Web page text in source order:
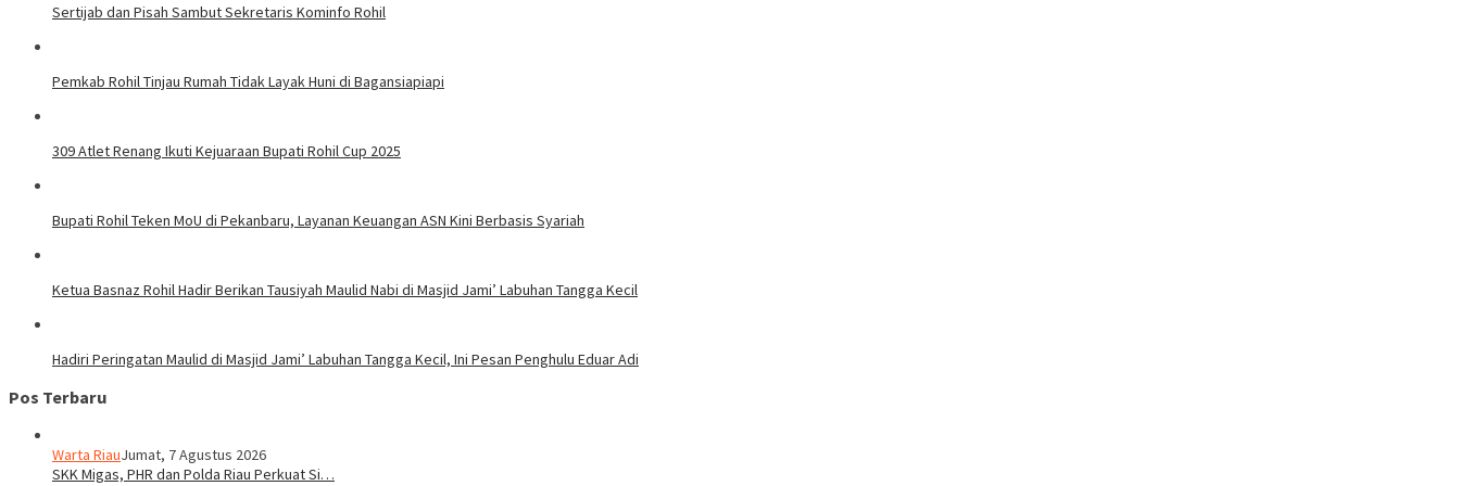
Sertijab dan Pisah Sambut Sekretaris Kominfo Rohil
Pemkab Rohil Tinjau Rumah Tidak Layak Huni di Bagansiapiapi
309 Atlet Renang Ikuti Kejuaraan Bupati Rohil Cup 2025
Bupati Rohil Teken MoU di Pekanbaru, Layanan Keuangan ASN Kini Berbasis Syariah
Ketua Basnaz Rohil Hadir Berikan Tausiyah Maulid Nabi di Masjid Jami’ Labuhan Tangga Kecil
Hadiri Peringatan Maulid di Masjid Jami’ Labuhan Tangga Kecil, Ini Pesan Penghulu Eduar Adi
Pos Terbaru
Warta RiauJumat, 7 Agustus 2026
SKK Migas, PHR dan Polda Riau Perkuat Si…